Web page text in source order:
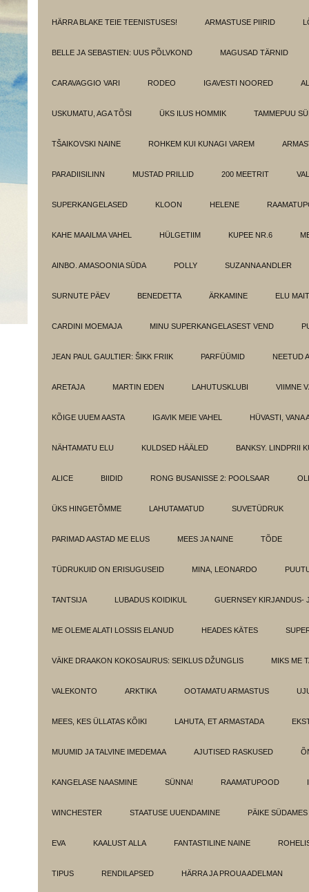
HÄRRA BLAKE TEIE TEENISTUSES! ARMASTUSE PIIRID
BELLE JA SEBASTIEN: UUS PÕLVKOND MAGUSAD TÄRNID
CARAVAGGIO VARI RODEO IGAVESTI NOORED
USKUMATU, AGA TÕSI ÜKS ILUS HOMMIK TAMMEPUU
TŠAIKOVSKI NAINE ROHKEM KUI KUNAGI VAREM
PARADIISILINN MUSTAD PRILLID 200 MEETRIT
SUPERKANGELASED KLOON HELENE
KAHE MAAILMA VAHEL HÜLGETIIM KUPEE NR.6
AINBO. AMASOONIA SÜDA POLLY SUZANNA ANDLER
SURNUTE PÄEV BENEDETTA ÄRKAMINE ELU
CARDINI MOEMAJA MINU SUPERKANGELASEST VEND
JEAN PAUL GAULTIER: ŠIKK FRIIK PARFÜÜMID NEETUD
ARETAJA MARTIN EDEN LAHUTUSKLUBI VIIMNE
KÕIGE UUEM AASTA IGAVIK MEIE VAHEL HÜVASTI, VANA
NÄHTAMATU ELU KULDSED HÄÄLED BANKSY. LINDPRII
ALICE BIIDID RONG BUSANISSE 2: POOLSAAR
ÜKS HINGETÕMME LAHUTAMATUD SUVETÜDRUK
PARIMAD AASTAD ME ELUS MEES JA NAINE TÕDE
TÜDRUKUID ON ERISUGUSEID MINA, LEONARDO
TANTSIJA LUBADUS KOIDIKUL GUERNSEY KIRJANDUS-
ME OLEME ALATI LOSSIS ELANUD HEADES KÄTES
VÄIKE DRAAKON KOKOSAURUS: SEIKLUS DŽUNGLIS MIKS ME
VALEKONTO ARKTIKA OOTAMATU ARMASTUS
MEES, KES ÜLLATAS KÕIKI LAHUTA, ET ARMASTADA
MUUMID JA TALVINE IMEDEMAA AJUTISED RASKUSED
KANGELASE NAASMINE SÜNNA! RAAMATUPOOD
WINCHESTER STAATUSE UUENDAMINE PÄIKE SÜDAMES
EVA KAALUST ALLA FANTASTILINE NAINE
TIPUS RENDILAPSED HÄRRA JA PROUA ADELMAN